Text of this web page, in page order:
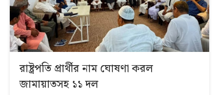
রাষ্ট্রপতি প্রার্থীর নাম ঘোষণা করল
জামায়াতসহ ১১ দল